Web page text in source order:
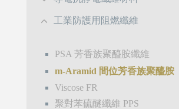
工業防護用阻燃纖維
PSA 芳香族聚醯胺纖維
m-Aramid 間位芳香族聚醯胺
Viscose FR
聚對苯硫醚纖維 PPS